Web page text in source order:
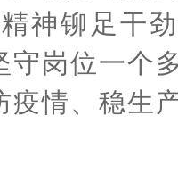
神铆足干
守岗位一个
疫情、稳生